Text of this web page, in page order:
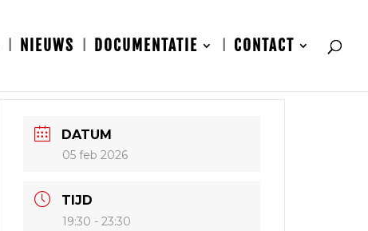
NIEUWS DOCUMENTATIE CONTACT
DATUM
05 feb 2026
TIJD
19:30 - 23:30